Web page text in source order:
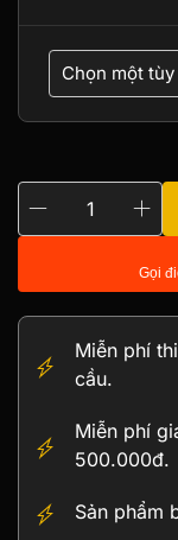
lượng
Gọi
Miễn phí
cầu.
Miễn phí
500.000đ.
Sản phẩm